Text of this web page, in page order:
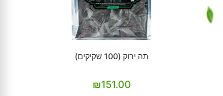
תה ירוק (100 שקיקים)
₪151.00